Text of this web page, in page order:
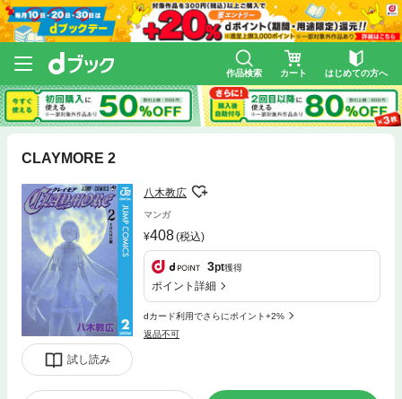
作品検索 カート はじめての方へ
CLAYMORE 2
試し読み
八木教広
マンガ
408(税込)
3pt獲得
ポイント詳細
dカード利用でさらにポイント+2%
返品不可